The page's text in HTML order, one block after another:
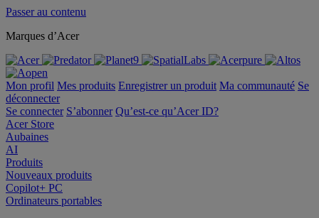
Passer au contenu
Marques d’Acer
Mon profil Mes produits Enregistrer un produit Ma communauté Se
déconnecter
Se connecter S’abonner Qu’est-ce qu’Acer ID?
Acer Store
Aubaines
AI
Produits
Nouveaux produits
Copilot+ PC
Ordinateurs portables